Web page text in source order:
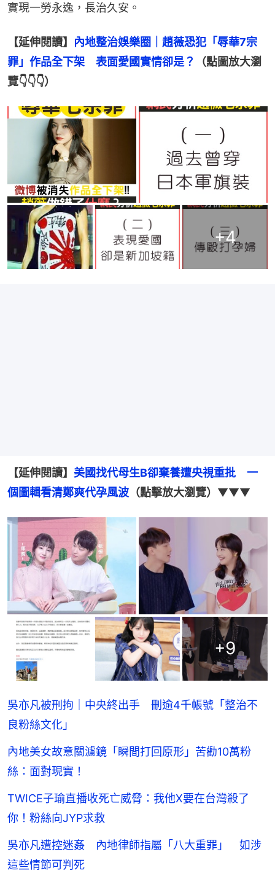
實現一勞永逸，長治久安。
【延伸閱讀】 內地整治娛樂圈｜趙薇恐犯「辱華7宗
罪」作品全下架　表面愛國實情卻是？
（點圖放大瀏
覽👇👇👇）
+4
【延伸閱讀】 美國找代母生B卻棄養遭央視重批　一
個圖輯看清鄭爽代孕風波 （點擊放大瀏覽） ▼▼▼
+9
吳亦凡被刑拘｜中央終出手 刪逾4千帳號「整治不
良粉絲文化」
內地美女故意關濾鏡「瞬間打回原形」苦勸10萬粉
絲：面對現實！
TWICE子瑜直播收死亡威脅：我他X要在台灣殺了
你！粉絲向JYP求救
吳亦凡遭控迷姦 內地律師指屬「八大重罪」 如涉
這些情節可判死